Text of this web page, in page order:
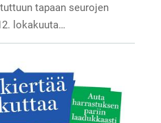
tapaan seurojen
lokakuuta…